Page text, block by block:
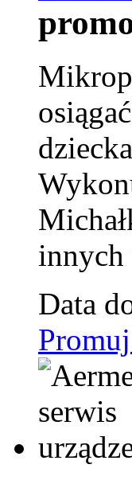
innych
Data